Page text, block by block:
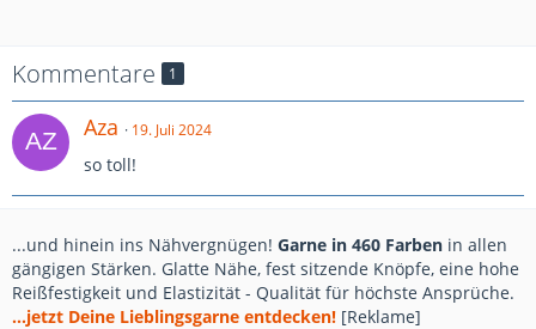
Kommentare 1
Aza 19. Juli 2024
so toll!
...und hinein ins Nähvergnügen! Garne in 460 Farben in allen
gängigen Stärken. Glatte Nähe, fest sitzende Knöpfe, eine hohe
Reißfestigkeit und Elastizität - Qualität für höchste Ansprüche.
...jetzt Deine Lieblingsgarne entdecken! [Reklame]